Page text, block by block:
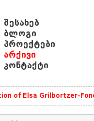
შესახებ
ბლოგი
პროექტები
არქივი
კონტაქტი
of Elsa Grilbortzer-